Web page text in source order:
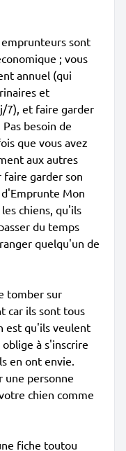
sont
; vous
annuel (qui
et
7), et faire garder
besoin de
que vous avez
aux autres
faire garder son
Mon
chiens, qu'ils
du temps
quelqu'un de
tomber sur
car ils sont tous
est qu'ils veulent
à s'inscrire
en ont envie.
une personne
chien comme
fiche toutou